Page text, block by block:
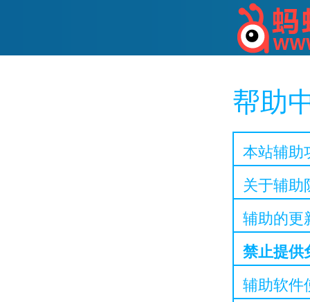
帮助
本站辅助
关于辅助
辅助的更
禁止提供
辅助软件